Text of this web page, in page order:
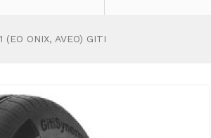
(EO ONIX, AVEO) GITI